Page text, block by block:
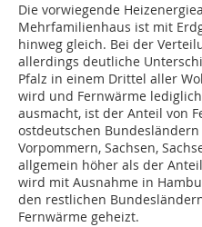
Die vorwiegende
Mehrfamilienhaus ist mit
hinweg gleich. Bei der
allerdings deutliche
Pfalz in einem Drittel aller
wird und Fernwärme
ausmacht, ist der Anteil von
ostdeutschen
Vorpommern, Sachsen,
allgemein höher als der
wird mit Ausnahme in
den restlichen
Fernwärme geheizt.